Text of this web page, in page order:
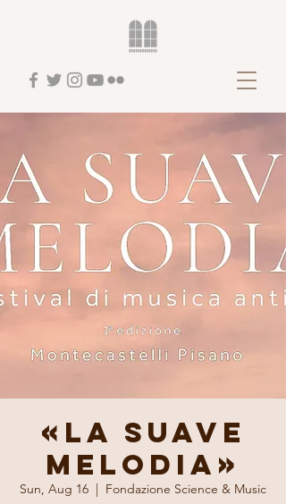
«LA SUAVE
MELODIA»
Sun, Aug 16
  |
Fondazione Science & Music